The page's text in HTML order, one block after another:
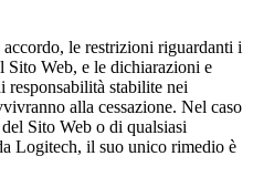
accordo, le restrizioni riguardanti i
Sito Web, e le dichiarazioni e
responsabilità stabilite nei
alla cessazione. Nel caso
Sito Web o di qualsiasi
Logitech, il suo unico rimedio è